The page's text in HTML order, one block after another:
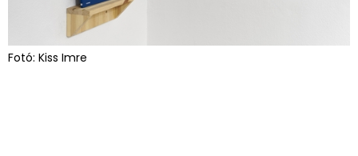
Fotó: Kiss Imre